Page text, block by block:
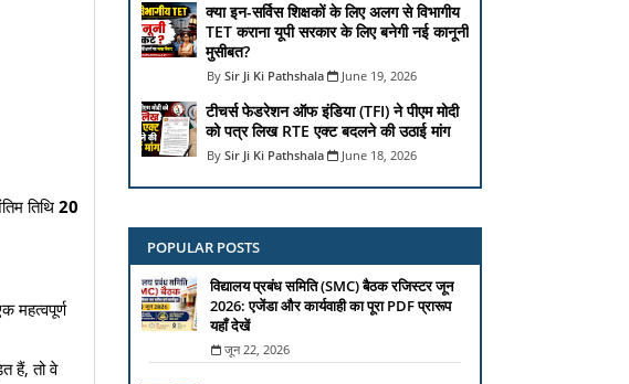
तिथि 20
महत्वपूर्ण
हैं, तो वे
क्या इन-सर्विस शिक्षकों के लिए अलग से विभागीय
TET कराना यूपी सरकार के लिए बनेगी नई कानूनी
मुसीबत?
Sir Ji Ki Pathshala June 19, 2026
टीचर्स फेडरेशन ऑफ इंडिया (TFI) ने पीएम मोदी
को पत्र लिख RTE एक्ट बदलने की उठाई मांग
Sir Ji Ki Pathshala June 18, 2026
POPULAR POSTS
विद्यालय प्रबंध समिति (SMC) बैठक रजिस्टर जून
2026: एजेंडा और कार्यवाही का पूरा PDF प्रारूप
यहाँ देखें
जून 22, 2026